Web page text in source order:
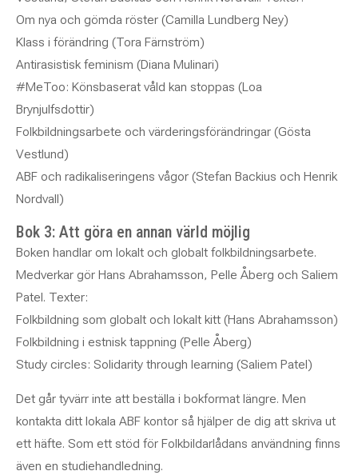
Om nya och gömda röster (Camilla Lundberg Ney)
Klass i förändring (Tora Färnström)
Antirasistisk feminism (Diana Mulinari)
#MeToo: Könsbaserat våld kan stoppas (Loa
Brynjulfsdottir)
Folkbildningsarbete och värderingsförändringar (Gösta
Vestlund)
ABF och radikaliseringens vågor (Stefan Backius och Henrik
Nordvall)
Bok 3: Att göra en annan värld möjlig
Boken handlar om lokalt och globalt folkbildningsarbete.
Medverkar gör Hans Abrahamsson, Pelle Åberg och Saliem
Patel. Texter:
Folkbildning som globalt och lokalt kitt (Hans Abrahamsson)
Folkbildning i estnisk tappning (Pelle Åberg)
Study circles: Solidarity through learning (Saliem Patel)
Det går tyvärr inte att beställa i bokformat längre. Men
kontakta ditt lokala ABF kontor så hjälper de dig att skriva ut
ett häfte. Som ett stöd för Folkbildarlådans användning finns
även en studiehandledning.